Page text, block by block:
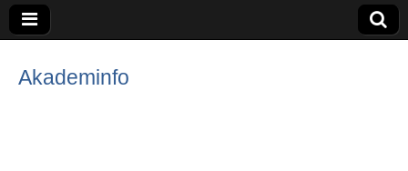
Akademinfo